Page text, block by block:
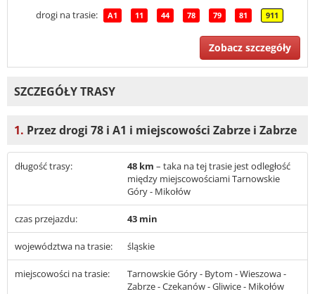
drogi na trasie: A1 11 44 78 79 81 911
Zobacz szczegóły
SZCZEGÓŁY TRASY
1. Przez drogi 78 i A1 i miejscowości Zabrze i Zabrze
długość trasy: 48 km – taka na tej trasie jest odległość
między miejscowościami Tarnowskie
Góry - Mikołów
czas przejazdu: 43 min
województwa na trasie: śląskie
miejscowości na trasie:
Tarnowskie Góry - Bytom - Wieszowa -
Zabrze - Czekanów - Gliwice - Mikołów